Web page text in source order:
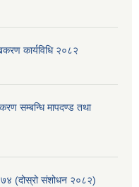
कार्यविधि २०८२
सम्बन्धि मापदण्ड तथा
(दोस्रो संशोधन २०८२)